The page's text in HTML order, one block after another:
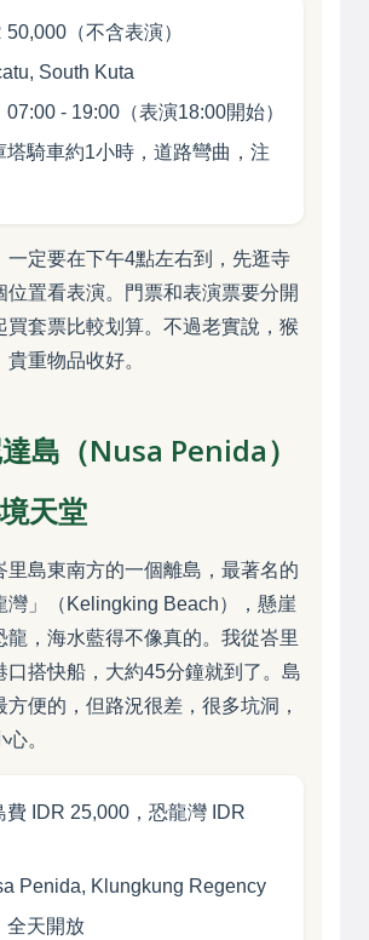
50,000（不含表演）
South Kuta
07:00 - 19:00（表演18:00開始）
塔騎車約1小時，道路彎曲，注
一定要在下午4點左右到，先逛寺
位置看表演。門票和表演票要分開
買套票比較划算。不過老實說，猴
重物品收好。
島（Nusa Penida）
天堂
里島東南方的一個離島，最著名的
灣」（Kelingking Beach），懸崖
龍，海水藍得不像真的。我從峇里
口搭快船，大約45分鐘就到了。島
方便的，但路況很差，很多坑洞，
。
費 IDR 25,000，恐龍灣 IDR
Penida, Klungkung Regency
全天開放